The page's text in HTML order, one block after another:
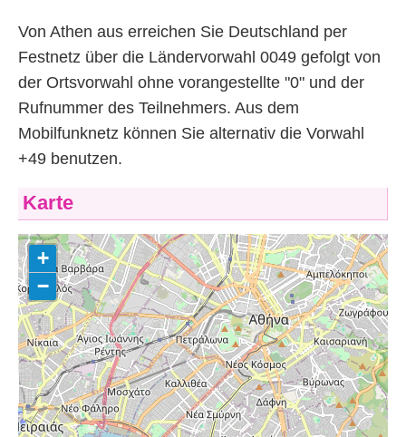
Von Athen aus erreichen Sie Deutschland per
Festnetz über die Ländervorwahl 0049 gefolgt von
der Ortsvorwahl ohne vorangestellte "0" und der
Rufnummer des Teilnehmers. Aus dem
Mobilfunknetz können Sie alternativ die Vorwahl
+49 benutzen.
Karte